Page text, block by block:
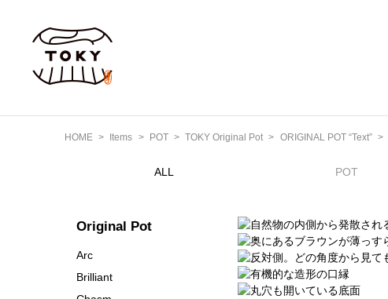
HOME Items POT TOKY Original Pot ORIGINAL POT “Text”
ALL POT
Original Pot
Arc
Brilliant